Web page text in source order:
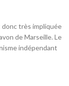
donc très impliquée
de Marseille. Le
indépendant